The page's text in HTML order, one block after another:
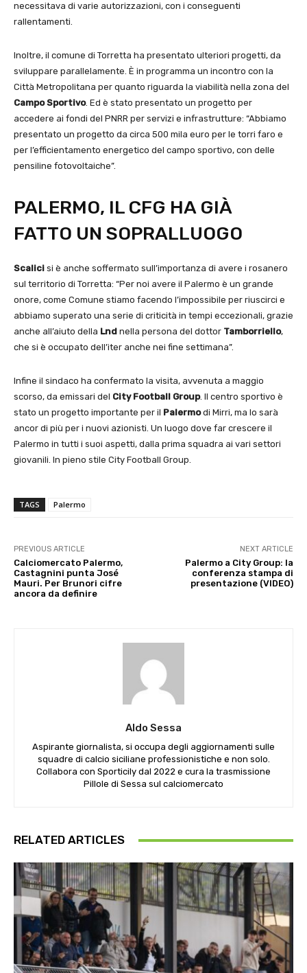
necessitava di varie autorizzazioni, con i conseguenti
rallentamenti.
Inoltre, il comune di Torretta ha presentato ulteriori progetti, da
sviluppare parallelamente. È in programma un incontro con la
Città Metropolitana per quanto riguarda la viabilità nella zona del
Campo Sportivo. Ed è stato presentato un progetto per
accedere ai fondi del PNRR per servizi e infrastrutture: “Abbiamo
presentato un progetto da circa 500 mila euro per le torri faro e
per l’efficientamento energetico del campo sportivo, con delle
pensiline fotovoltaiche”.
PALERMO, IL CFG HA GIÀ
FATTO UN SOPRALLUOGO
Scalici si è anche soffermato sull’importanza di avere i rosanero
sul territorio di Torretta: “Per noi avere il Palermo è un grande
onore, come Comune stiamo facendo l’impossibile per riuscirci e
abbiamo superato una serie di criticità in tempi eccezionali, grazie
anche all’aiuto della Lnd nella persona del dottor Tamborriello,
che si è occupato dell’iter anche nei fine settimana”.
Infine il sindaco ha confermato la visita, avvenuta a maggio
scorso, da emissari del City Football Group. Il centro sportivo è
stato un progetto importante per il Palermodi Mirri, ma lo sarà
ancor di più per i nuovi azionisti. Un luogo dove far crescere il
Palermo in tutti i suoi aspetti, dalla prima squadra ai vari settori
giovanili. In pieno stile City Football Group.
TAGS Palermo
PREVIOUS ARTICLE
Calciomercato Palermo,
Castagnini punta José
Mauri. Per Brunori cifre
ancora da definire
NEXT ARTICLE
Palermo a City Group: la
conferenza stampa di
presentazione (VIDEO)
Aldo Sessa
Aspirante giornalista, si occupa degli aggiornamenti sulle
squadre di calcio siciliane professionistiche e non solo.
Collabora con Sporticily dal 2022 e cura la trasmissione
Pillole di Sessa sul calciomercato
RELATED ARTICLES